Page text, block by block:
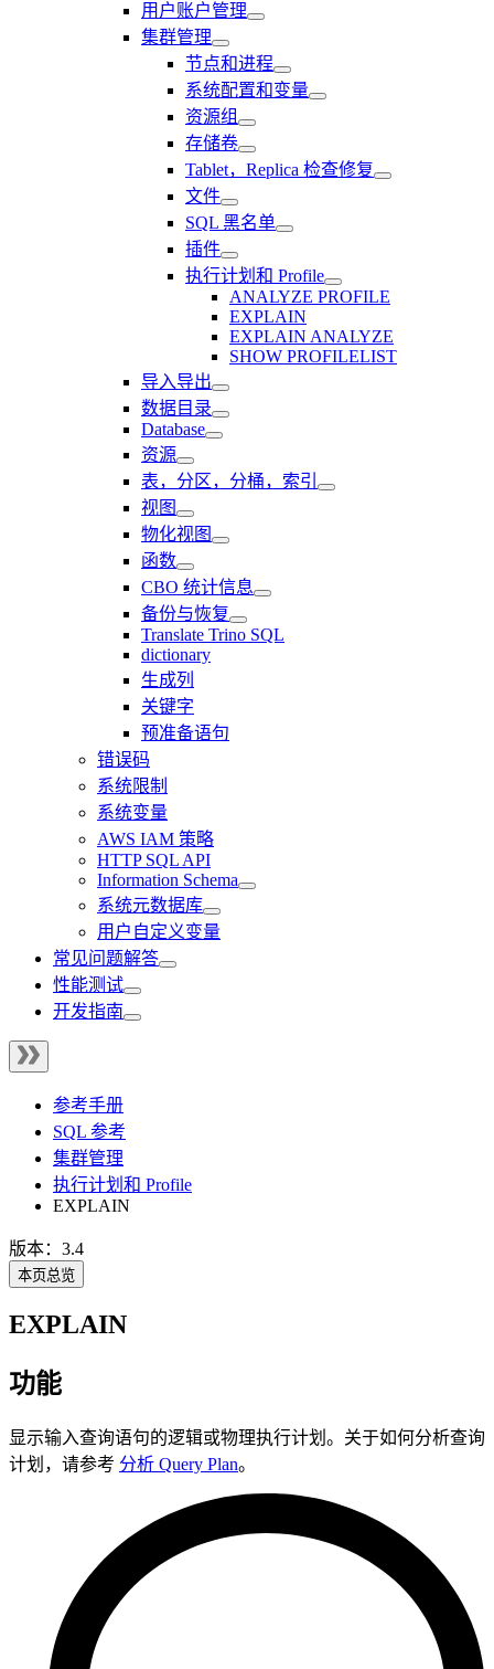
用户账户管理
集群管理
节点和进程
系统配置和变量
资源组
存储卷
Tablet，Replica 检查修复
文件
SQL 黑名单
插件
执行计划和 Profile
ANALYZE PROFILE
EXPLAIN
EXPLAIN ANALYZE
SHOW PROFILELIST
导入导出
数据目录
Database
资源
表，分区，分桶，索引
视图
物化视图
函数
CBO 统计信息
备份与恢复
Translate Trino SQL
dictionary
生成列
关键字
预准备语句
错误码
系统限制
系统变量
AWS IAM 策略
HTTP SQL API
Information Schema
系统元数据库
用户自定义变量
常见问题解答
性能测试
开发指南
参考手册
SQL 参考
集群管理
执行计划和 Profile
EXPLAIN
版本：3.4
本页总览
EXPLAIN
功能
显示输入查询语句的逻辑或物理执行计划。关于如何分析查询
计划，请参考 分析 Query Plan。